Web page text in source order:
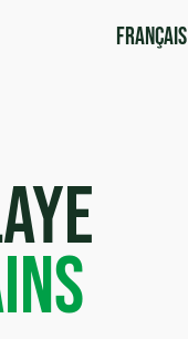
FRANÇAIS